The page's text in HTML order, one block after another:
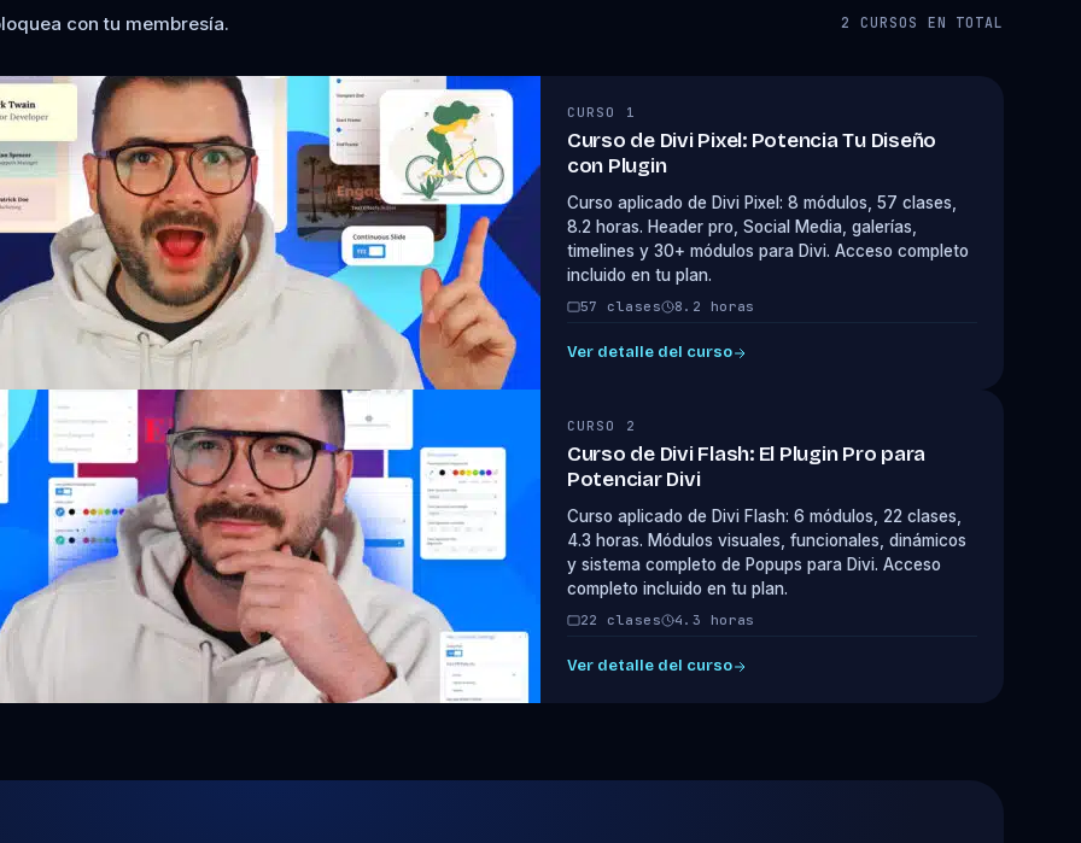
con tu membresía. 2 CURSOS EN TOTAL
CURSO 1
Curso de Divi Pixel: Potencia Tu Diseño
con Plugin
Curso aplicado de Divi Pixel: 8 módulos, 57 clases,
8.2 horas. Header pro, Social Media, galerías,
timelines y 30+ módulos para Divi. Acceso completo
incluido en tu plan.
57 clases 8.2 horas
Ver detalle del curso
CURSO 2
Curso de Divi Flash: El Plugin Pro para
Potenciar Divi
Curso aplicado de Divi Flash: 6 módulos, 22 clases,
4.3 horas. Módulos visuales, funcionales, dinámicos
y sistema completo de Popups para Divi. Acceso
completo incluido en tu plan.
22 clases 4.3 horas
Ver detalle del curso